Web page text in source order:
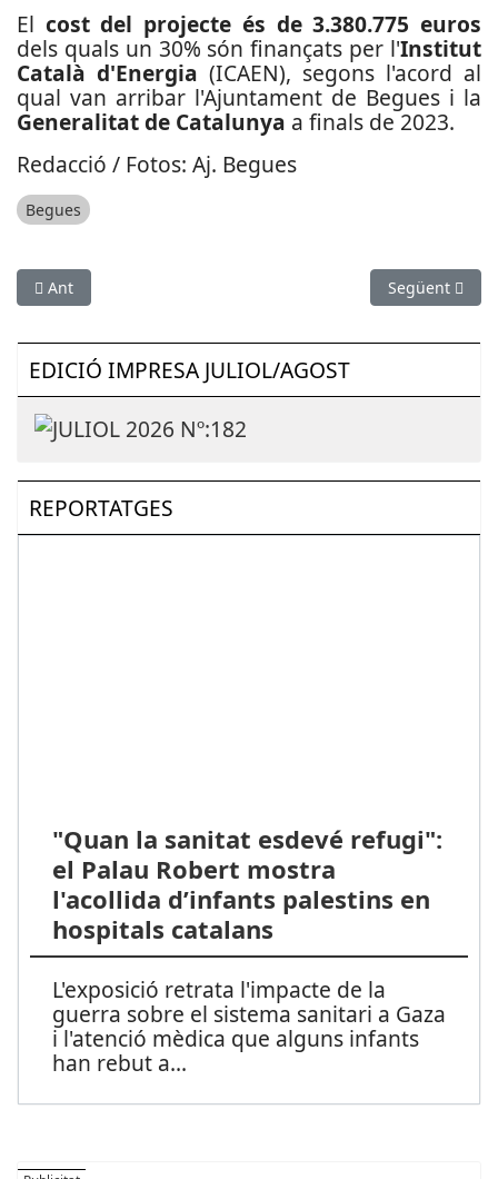
El cost del projecte és de 3.380.775 euros
dels quals un 30% són finançats per l'Institut
Català d'Energia (ICAEN), segons l'acord al
qual van arribar l'Ajuntament de Begues i la
Generalitat de Catalunya a finals de 2023.
Redacció / Fotos: Aj. Begues
Begues
Article anterior: Sant Joan Despí arribarà als trenta-tres
Ant Article
Següent
EDICIÓ IMPRESA JULIOL/AGOST
REPORTATGES
"Quan la sanitat esdevé refugi":
el Palau Robert mostra
l'acollida d’infants palestins en
hospitals catalans
L'exposició retrata l'impacte de la
guerra sobre el sistema sanitari a Gaza
i l'atenció mèdica que alguns infants
han rebut a...